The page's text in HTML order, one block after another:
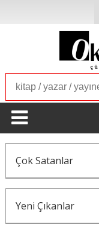
Çok Satanlar
Yeni Çıkanlar